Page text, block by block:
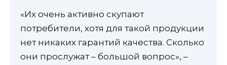
«Их очень активно скупают
потребители, хотя для такой продукции
нет никаких гарантий качества. Сколько
они прослужат – большой вопрос», –